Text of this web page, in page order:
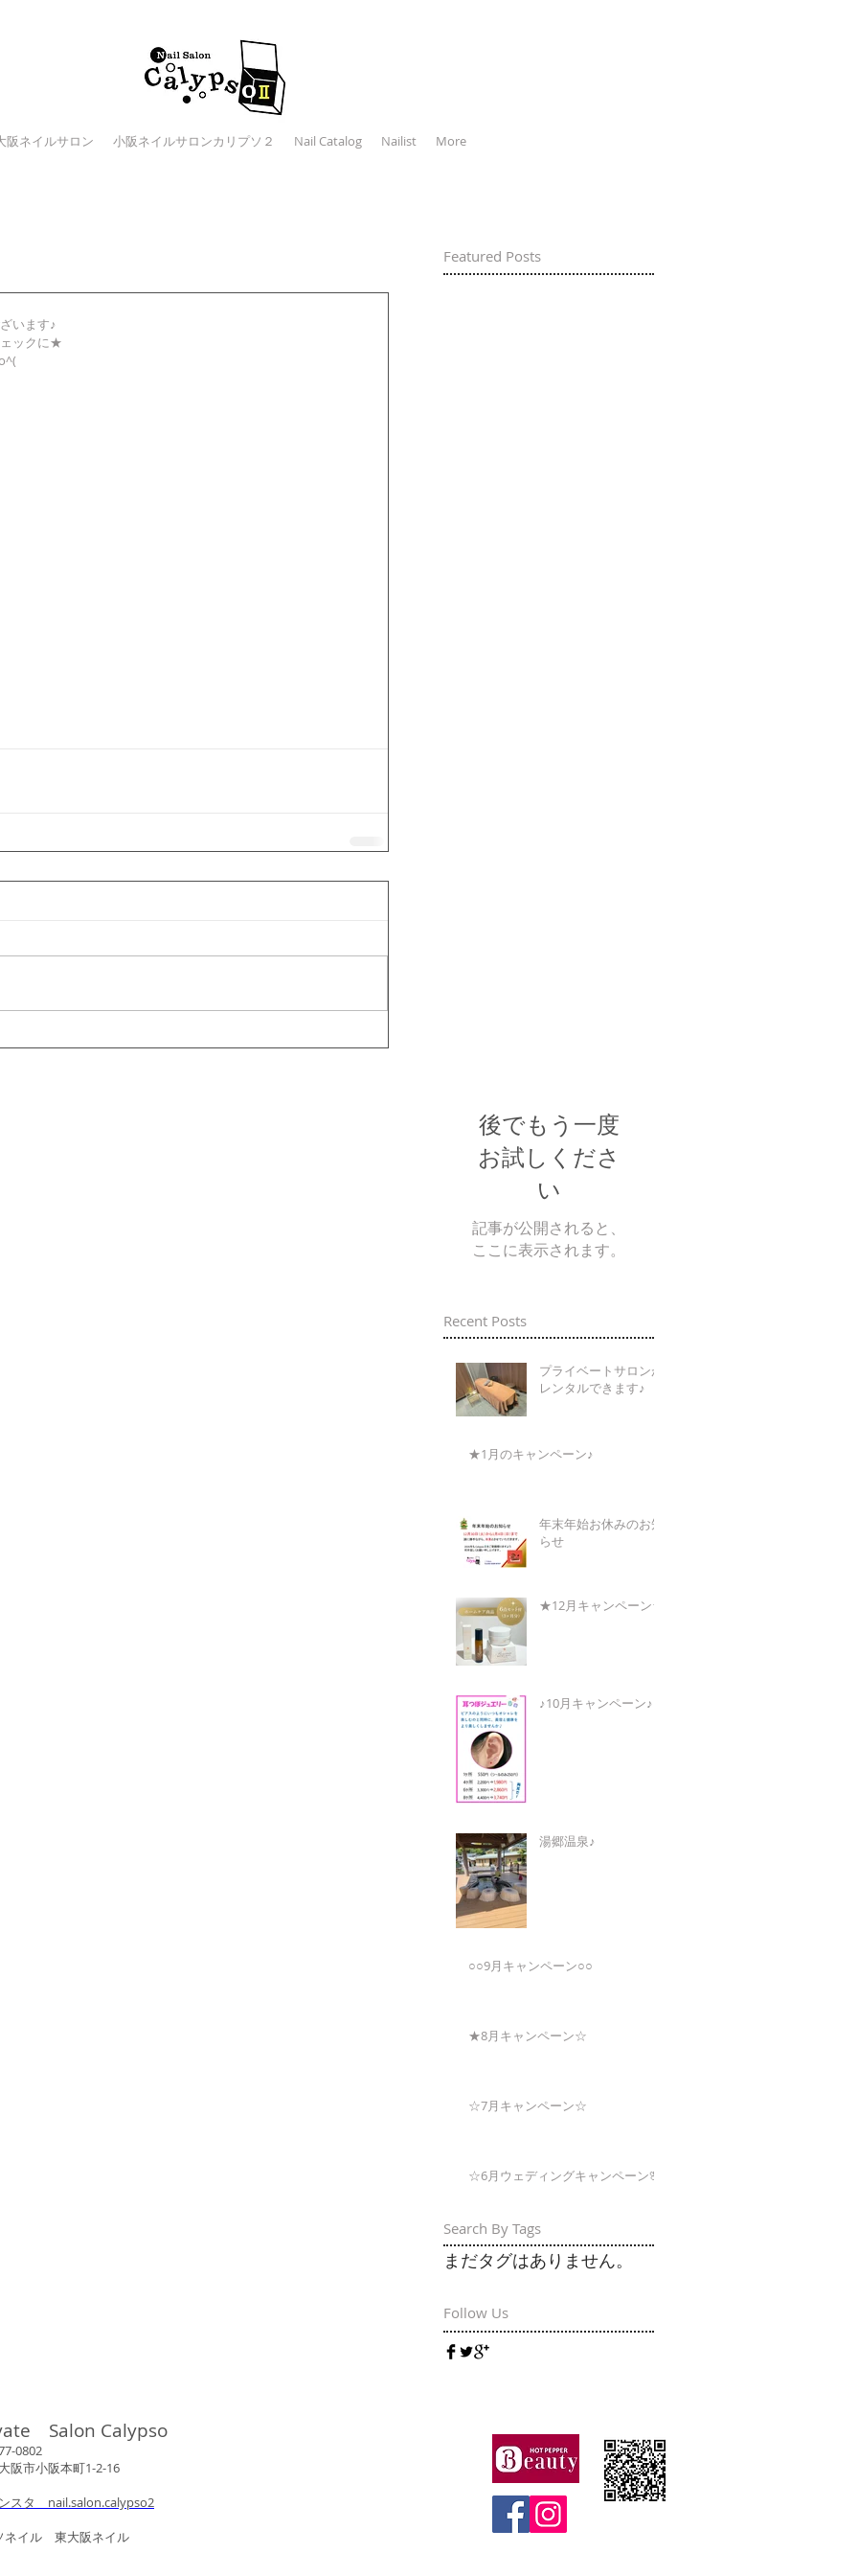
阪ネイルサロン 小阪ネイルサロンカリプソ２ Nail Catalog Nailist More
Featured Posts
います♪
ックに★
後でもう一度
お試しくださ
い
記事が公開されると、
ここに表示されます。
Recent Posts
Search By Tags
プライベートサロンが
レンタルできます♪
★1月のキャンペーン♪
年末年始お休みのお知
らせ
★12月キャンペーン★
♪10月キャンペーン♪
湯郷温泉♪
○○9月キャンペーン○○
★8月キャンペーン☆
☆7月キャンペーン☆
☆6月ウェディングキャンペーン🌸
まだタグはありません。
Follow Us
Salon Calypso
市小阪本町1-2-16
タ nail.salon.calypso2
東大阪ネイル